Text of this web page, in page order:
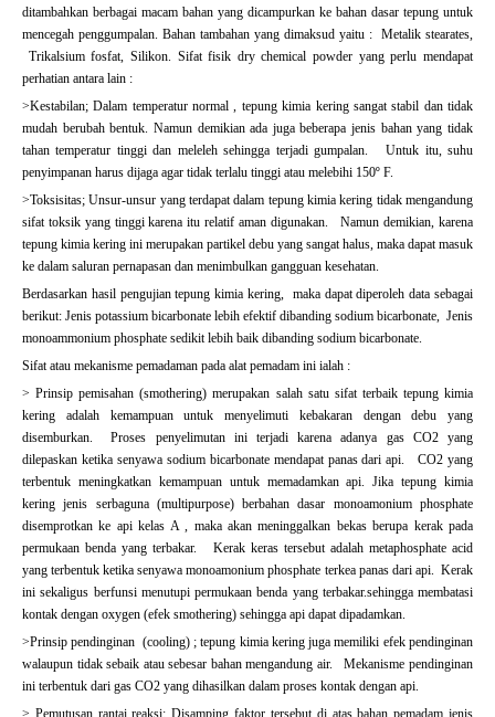
ditambahkan berbagai macam bahan yang dicampurkan ke bahan dasar tepung untuk
mencegah penggumpalan. Bahan tambahan yang dimaksud yaitu : Metalik stearates,
Trikalsium fosfat, Silikon. Sifat fisik dry chemical powder yang perlu mendapat
perhatian antara lain :
>Kestabilan; Dalam temperatur normal , tepung kimia kering sangat stabil dan tidak
mudah berubah bentuk. Namun demikian ada juga beberapa jenis bahan yang tidak
tahan temperatur tinggi dan meleleh sehingga terjadi gumpalan. Untuk itu, suhu
penyimpanan harus dijaga agar tidak terlalu tinggi atau melebihi 150º F.
>Toksisitas; Unsur-unsur yang terdapat dalam tepung kimia kering tidak mengandung
sifat toksik yang tinggi karena itu relatif aman digunakan. Namun demikian, karena
tepung kimia kering ini merupakan partikel debu yang sangat halus, maka dapat masuk
ke dalam saluran pernapasan dan menimbulkan gangguan kesehatan.
Berdasarkan hasil pengujian tepung kimia kering, maka dapat diperoleh data sebagai
berikut: Jenis potassium bicarbonate lebih efektif dibanding sodium bicarbonate, Jenis
monoammonium phosphate sedikit lebih baik dibanding sodium bicarbonate.
Sifat atau mekanisme pemadaman pada alat pemadam ini ialah :
> Prinsip pemisahan (smothering) merupakan salah satu sifat terbaik tepung kimia
kering adalah kemampuan untuk menyelimuti kebakaran dengan debu yang
disemburkan. Proses penyelimutan ini terjadi karena adanya gas CO2 yang
dilepaskan ketika senyawa sodium bicarbonate mendapat panas dari api. CO2 yang
terbentuk meningkatkan kemampuan untuk memadamkan api. Jika tepung kimia
kering jenis serbaguna (multipurpose) berbahan dasar monoamonium phosphate
disemprotkan ke api kelas A , maka akan meninggalkan bekas berupa kerak pada
permukaan benda yang terbakar. Kerak keras tersebut adalah metaphosphate acid
yang terbentuk ketika senyawa monoamonium phosphate terkea panas dari api. Kerak
ini sekaligus berfunsi menutupi permukaan benda yang terbakar.sehingga membatasi
kontak dengan oxygen (efek smothering) sehingga api dapat dipadamkan.
>Prinsip pendinginan (cooling) ; tepung kimia kering juga memiliki efek pendinginan
walaupun tidak sebaik atau sebesar bahan mengandung air. Mekanisme pendinginan
ini terbentuk dari gas CO2 yang dihasilkan dalam proses kontak dengan api.